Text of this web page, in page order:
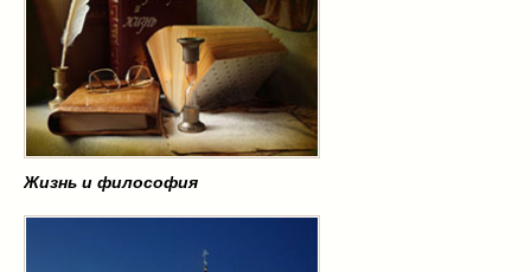
Жизнь и философия